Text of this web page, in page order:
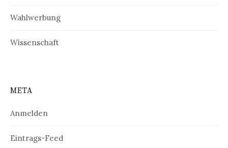
Wahlwerbung
Wissenschaft
META
Anmelden
Eintrags-Feed